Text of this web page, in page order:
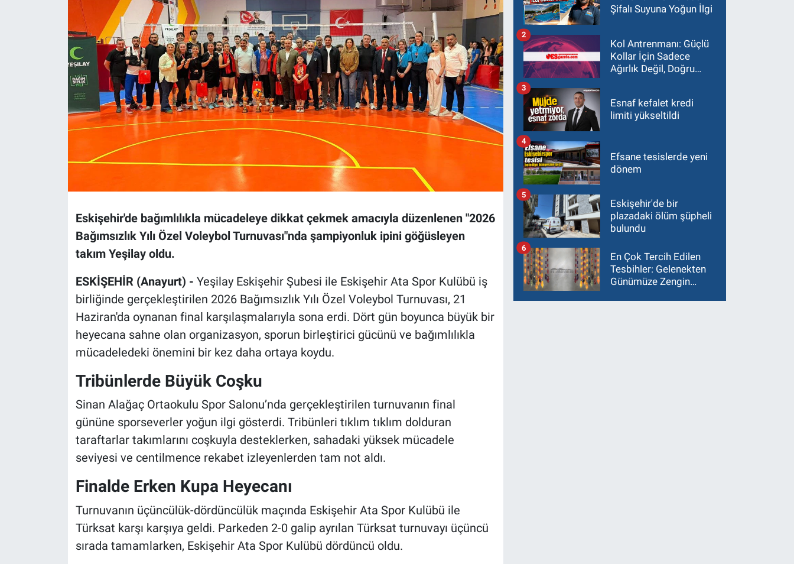
Eskişehir'de bağımlılıkla mücadeleye dikkat çekmek amacıyla düzenlenen "2026
Bağımsızlık Yılı Özel Voleybol Turnuvası"nda şampiyonluk ipini göğüsleyen
takım Yeşilay oldu.
ESKİŞEHİR (Anayurt) - Yeşilay Eskişehir Şubesi ile Eskişehir Ata Spor Kulübü iş
birliğinde gerçekleştirilen 2026 Bağımsızlık Yılı Özel Voleybol Turnuvası, 21
Haziran'da oynanan final karşılaşmalarıyla sona erdi. Dört gün boyunca büyük bir
heyecana sahne olan organizasyon, sporun birleştirici gücünü ve bağımlılıkla
mücadeledeki önemini bir kez daha ortaya koydu.
Tribünlerde Büyük Coşku
Sinan Alağaç Ortaokulu Spor Salonu’nda gerçekleştirilen turnuvanın final
gününe sporseverler yoğun ilgi gösterdi. Tribünleri tıklım tıklım dolduran
taraftarlar takımlarını coşkuyla desteklerken, sahadaki yüksek mücadele
seviyesi ve centilmence rekabet izleyenlerden tam not aldı.
Finalde Erken Kupa Heyecanı
Turnuvanın üçüncülük-dördüncülük maçında Eskişehir Ata Spor Kulübü ile
Türksat karşı karşıya geldi. Parkeden 2-0 galip ayrılan Türksat turnuvayı üçüncü
sırada tamamlarken, Eskişehir Ata Spor Kulübü dördüncü oldu.
Şifalı Suyuna Yoğun İlgi
Kol Antrenmanı: Güçlü
Kollar İçin Sadece
Ağırlık Değil, Doğru
2
Esnaf kefalet kredi
limiti yükseltildi
3
Efsane tesislerde yeni
dönem
4
Eskişehir'de bir
plazadaki ölüm şüpheli
bulundu
5
En Çok Tercih Edilen
Tesbihler: Gelenekten
Günümüze Zengin
6
Kütahya